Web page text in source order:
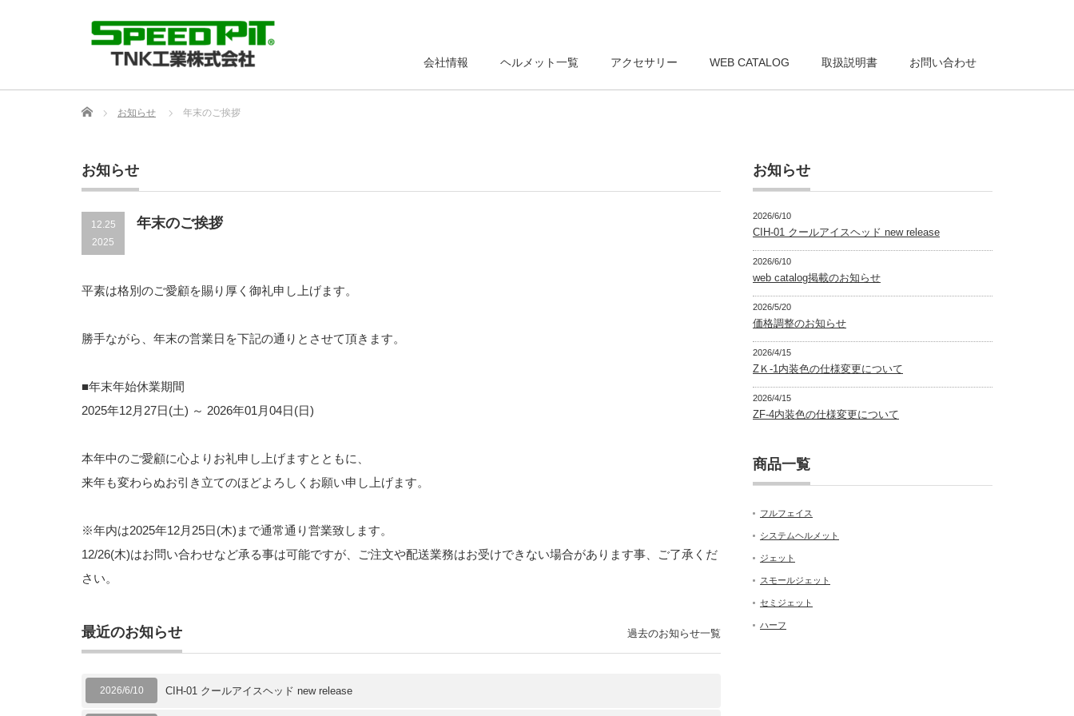
会社情報 ヘルメット一覧 アクセサリー WEB CATALOG 取扱説明書 お問い合わせ
Home お知らせ 年末のご挨拶
お知らせ
12.25
2025
年末のご挨拶
平素は格別のご愛顧を賜り厚く御礼申し上げます。
勝手ながら、年末の営業日を下記の通りとさせて頂きます。
■年末年始休業期間
2025年12月27日(土) ～ 2026年01月04日(日)
本年中のご愛顧に心よりお礼申し上げますとともに、
来年も変わらぬお引き立てのほどよろしくお願い申し上げます。
※年内は2025年12月25日(木)まで通常通り営業致します。
12/26(木)はお問い合わせなど承る事は可能ですが、ご注文や配送業務はお受けできない場合があります事、ご了承くだ
さい。
最近のお知らせ
2026/6/10 CIH-01 クールアイスヘッド new release
過去のお知らせ一覧
お知らせ
2026/6/10
CIH-01 クールアイスヘッド new release
2026/6/10
web catalog掲載のお知らせ
2026/5/20
価格調整のお知らせ
2026/4/15
ZＫ-1内装色の仕様変更について
2026/4/15
ZF-4内装色の仕様変更について
商品一覧
フルフェイス
システムヘルメット
ジェット
スモールジェット
セミジェット
ハーフ